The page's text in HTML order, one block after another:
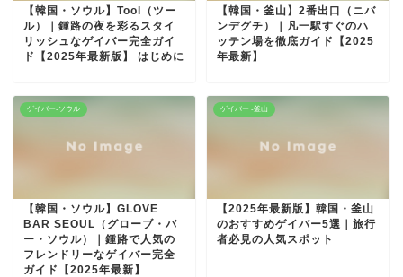
【韓国・ソウル】Tool（ツー
ル）｜鍾路の夜を彩るスタイ
リッシュなゲイバー完全ガイ
ド【2025年最新版】 はじめに
【韓国・釜山】2番出口（ニバ
ンデグチ）｜凡一駅すぐのハ
ッテン場を徹底ガイド【2025
年最新】
ゲイバー-ソウル
【韓国・ソウル】GLOVE
BAR SEOUL（グローブ・バ
ー・ソウル）｜鍾路で人気の
フレンドリーなゲイバー完全
ガイド【2025年最新】
ゲイバー -釜山
【2025年最新版】韓国・釜山
のおすすめゲイバー5選｜旅行
者必見の人気スポット